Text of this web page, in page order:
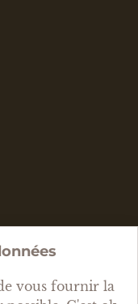
vous fournir la